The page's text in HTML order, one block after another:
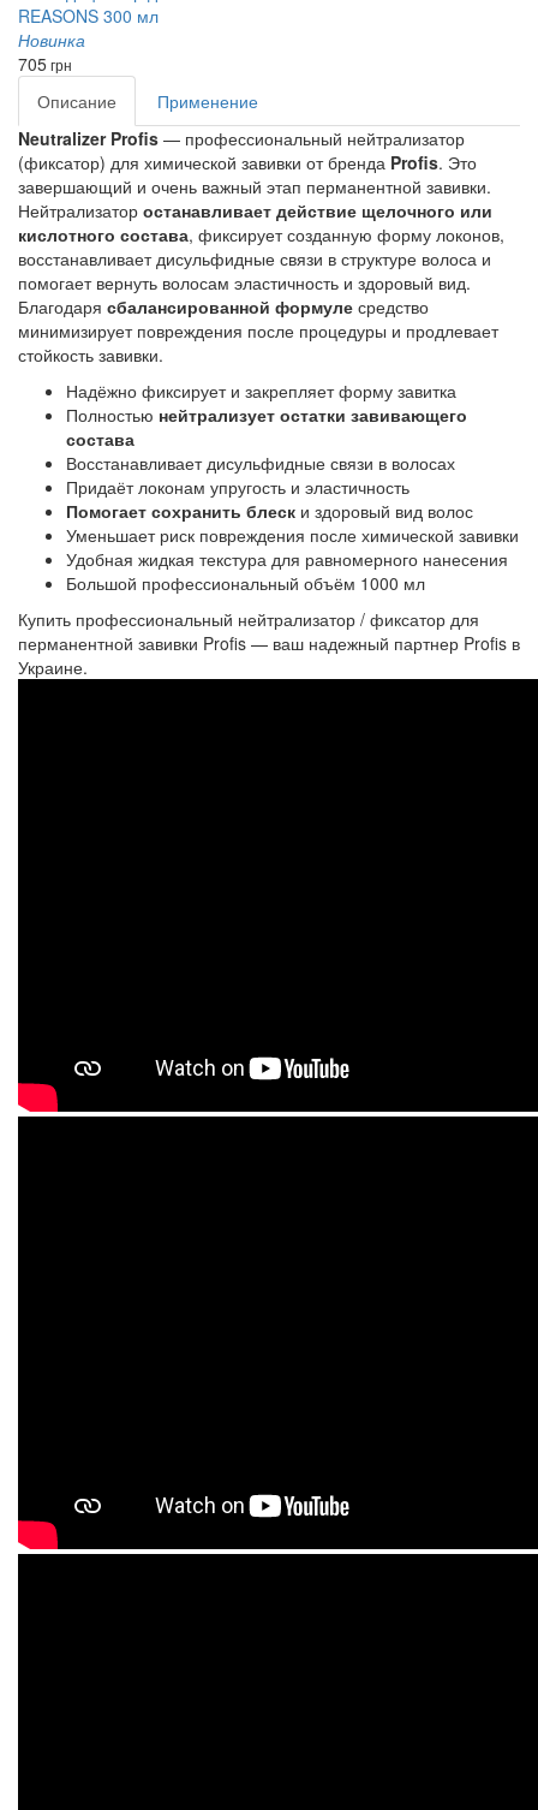
Новинка
705грн
Описание
Применение
Neutralizer Profis — профессиональный нейтрализатор
(фиксатор) для химической завивки от бренда Profis. Это
завершающий и очень важный этап перманентной завивки.
Нейтрализатор останавливает действие щелочного или
кислотного состава, фиксирует созданную форму локонов,
восстанавливает дисульфидные связи в структуре волоса и
помогает вернуть волосам эластичность и здоровый вид.
Благодаря сбалансированной формуле средство
минимизирует повреждения после процедуры и продлевает
стойкость завивки.
Надёжно фиксирует и закрепляет форму завитка
Полностью нейтрализует остатки завивающего
состава
Восстанавливает дисульфидные связи в волосах
Придаёт локонам упругость и эластичность
Помогает сохранить блеск и здоровый вид волос
Уменьшает риск повреждения после химической завивки
Удобная жидкая текстура для равномерного нанесения
Большой профессиональный объём 1000 мл
Купить профессиональный нейтрализатор / фиксатор для
перманентной завивки Profis — ваш надежный партнер Profis в
Украине.